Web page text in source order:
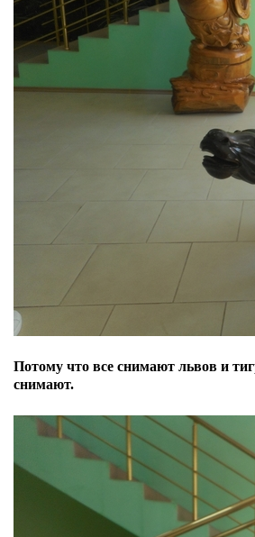
Потому что все снимают львов и
снимают.